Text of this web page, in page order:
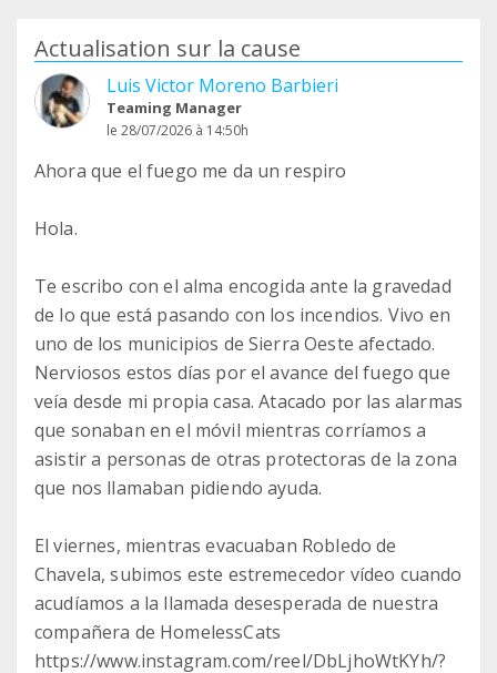
Actualisation sur la cause
Luis Victor Moreno Barbieri
Teaming Manager
le 28/07/2026 à 14:50h
Ahora que el fuego me da un respiro
Hola.
Te escribo con el alma encogida ante la gravedad
de lo que está pasando con los incendios. Vivo en
uno de los municipios de Sierra Oeste afectado.
Nerviosos estos días por el avance del fuego que
veía desde mi propia casa. Atacado por las alarmas
que sonaban en el móvil mientras corríamos a
asistir a personas de otras protectoras de la zona
que nos llamaban pidiendo ayuda.
El viernes, mientras evacuaban Robledo de
Chavela, subimos este estremecedor vídeo cuando
acudíamos a la llamada desesperada de nuestra
compañera de HomelessCats
https://www.instagram.com/reel/DbLjhoWtKYh/?